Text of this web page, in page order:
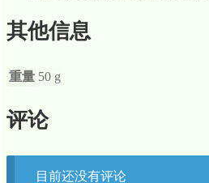
其他信息
重量 50 g
评论
目前还没有评论